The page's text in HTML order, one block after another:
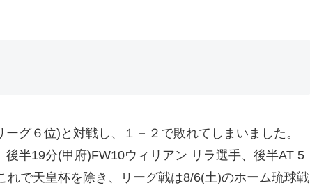
グ６位)と対戦し、１－２で敗れてしまいました。
半19分(甲府)FW10ウィリアン リラ選手、後半AT 5
で天皇杯を除き、リーグ戦は8/6(土)のホーム琉球戦